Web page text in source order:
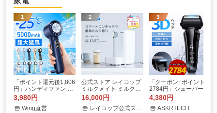
1
「ポイント還元後1,806
円」ハンディファン 携
帯扇風機 冷却プレート
120段階 5000mAh 600
0mAh クーラー 強風 冷
3,980円
Wing直営
2
公式ストア レイコップ
ミルクメイト ミルク作
り ポット 調乳ポット
電気ポット 調整 保温
ステンレス 1.5L キッチ
16,000円
レイコップ公式ストアYahoo!ショッピング店
3
「クーポン+ポイントで
2784円」シェーバー 電
気シェーバー 髭剃り 電
気カミソリ 電動シェー
バー お風呂ソリ ヒゲソ
4,380円
ASKRTECH